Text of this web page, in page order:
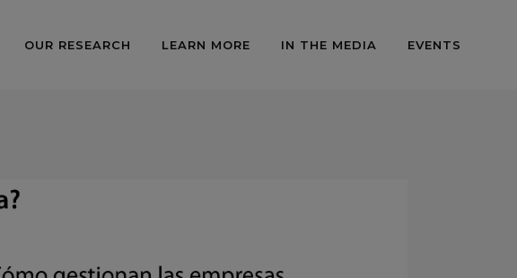
OUR RESEARCH LEARN MORE IN THE MEDIA EVENTS